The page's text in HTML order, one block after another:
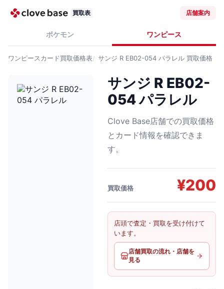
買取表 店舗案内
ポケモン ワンピース
ワンピースカード買取価格表 サンジ R EB02-054 パラレル 買取価格
サンジ R EB02-
054 パラレル
Clove Base店舗での買取価格
とカード情報を確認できま
す。
買取価格 ¥200
店頭で査定・買取を受け付けて
います。
店舗買取の流れ・店舗を
見る